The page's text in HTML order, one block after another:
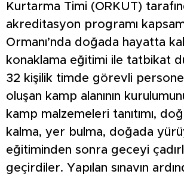
Kurtarma Timi (ORKUT)
akreditasyon programı
Ormanı’nda doğada hayatta
konaklama eğitimi ile tatbikat
32 kişilik timde görevli
oluşan kamp alanının
kamp malzemeleri tanıtımı,
kalma, yer bulma, doğada
eğitiminden sonra geceyi
geçirdiler. Yapılan sınavın